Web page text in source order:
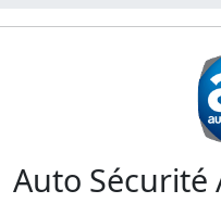
Auto Sécurité